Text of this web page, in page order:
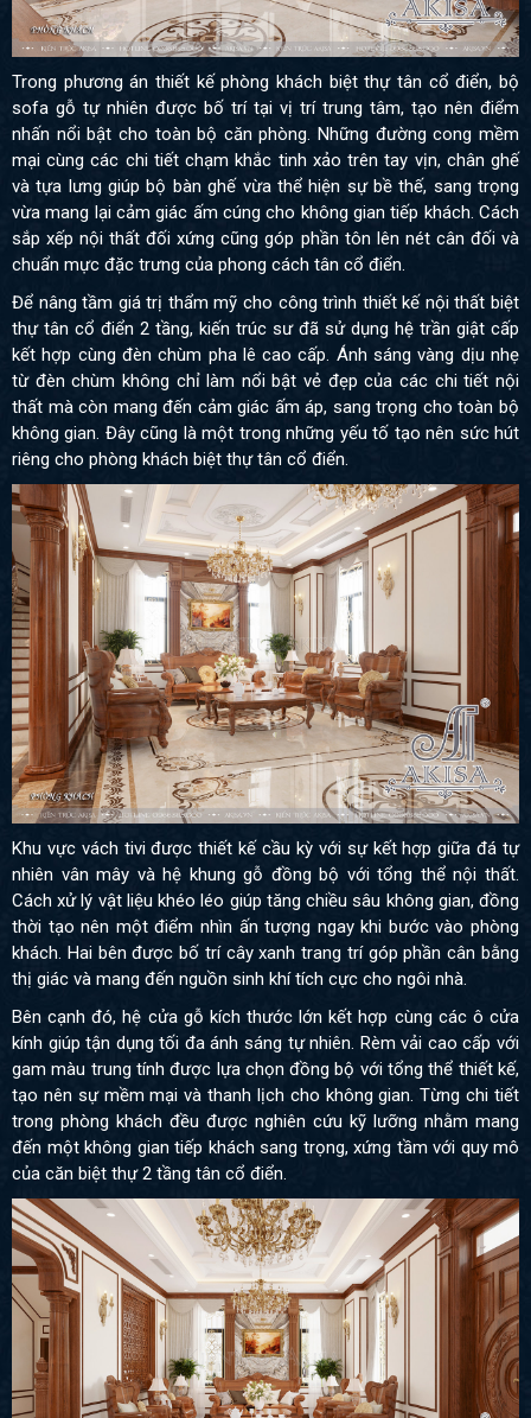
Trong phương án thiết kế phòng khách biệt thự tân cổ điển, bộ
sofa gỗ tự nhiên được bố trí tại vị trí trung tâm, tạo nên điểm
nhấn nổi bật cho toàn bộ căn phòng. Những đường cong mềm
mại cùng các chi tiết chạm khắc tinh xảo trên tay vịn, chân ghế
và tựa lưng giúp bộ bàn ghế vừa thể hiện sự bề thế, sang trọng
vừa mang lại cảm giác ấm cúng cho không gian tiếp khách. Cách
sắp xếp nội thất đối xứng cũng góp phần tôn lên nét cân đối và
chuẩn mực đặc trưng của phong cách tân cổ điển.
Để nâng tầm giá trị thẩm mỹ cho công trình thiết kế nội thất biệt
thự tân cổ điển 2 tầng, kiến trúc sư đã sử dụng hệ trần giật cấp
kết hợp cùng đèn chùm pha lê cao cấp. Ánh sáng vàng dịu nhẹ
từ đèn chùm không chỉ làm nổi bật vẻ đẹp của các chi tiết nội
thất mà còn mang đến cảm giác ấm áp, sang trọng cho toàn bộ
không gian. Đây cũng là một trong những yếu tố tạo nên sức hút
riêng cho phòng khách biệt thự tân cổ điển.
Khu vực vách tivi được thiết kế cầu kỳ với sự kết hợp giữa đá tự
nhiên vân mây và hệ khung gỗ đồng bộ với tổng thể nội thất.
Cách xử lý vật liệu khéo léo giúp tăng chiều sâu không gian, đồng
thời tạo nên một điểm nhìn ấn tượng ngay khi bước vào phòng
khách. Hai bên được bố trí cây xanh trang trí góp phần cân bằng
thị giác và mang đến nguồn sinh khí tích cực cho ngôi nhà.
Bên cạnh đó, hệ cửa gỗ kích thước lớn kết hợp cùng các ô cửa
kính giúp tận dụng tối đa ánh sáng tự nhiên. Rèm vải cao cấp với
gam màu trung tính được lựa chọn đồng bộ với tổng thể thiết kế,
tạo nên sự mềm mại và thanh lịch cho không gian. Từng chi tiết
trong phòng khách đều được nghiên cứu kỹ lưỡng nhằm mang
đến một không gian tiếp khách sang trọng, xứng tầm với quy mô
của căn biệt thự 2 tầng tân cổ điển.